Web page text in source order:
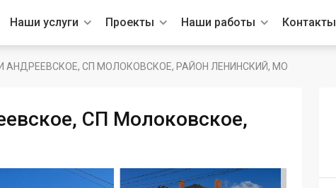
Наши услуги Проекты Наши работы Контакты
АНДРЕЕВСКОЕ, СП МОЛОКОВСКОЕ, РАЙОН ЛЕНИНСКИЙ, МО
СП Молоковское,